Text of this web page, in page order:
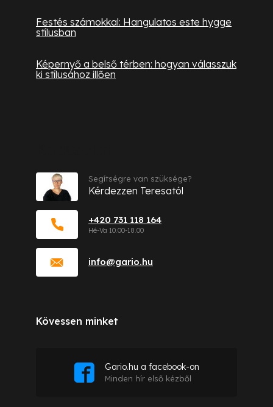
Festés számokkal: Hangulatos este hygge
stílusban
Képernyő a belső térben: hogyan válasszuk
ki stílusához illően
info@gario.hu
+420 731 118 164
Segítségre van szüksége?
Kérdezzen Teresatól
Kövessen minket
Gario.hu a facebook-on
Minden hír első kézből